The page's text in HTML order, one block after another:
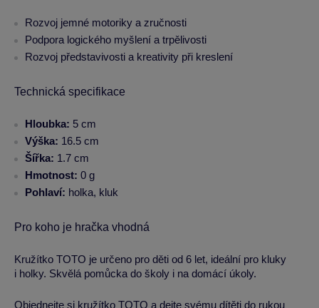
Rozvoj jemné motoriky a zručnosti
Podpora logického myšlení a trpělivosti
Rozvoj představivosti a kreativity při kreslení
Technická specifikace
Hloubka: 5 cm
Výška: 16.5 cm
Šířka: 1.7 cm
Hmotnost: 0 g
Pohlaví: holka, kluk
Pro koho je hračka vhodná
Kružítko TOTO je určeno pro děti od 6 let, ideální pro kluky
i holky. Skvělá pomůcka do školy i na domácí úkoly.
Objednejte si kružítko TOTO a dejte svému dítěti do rukou